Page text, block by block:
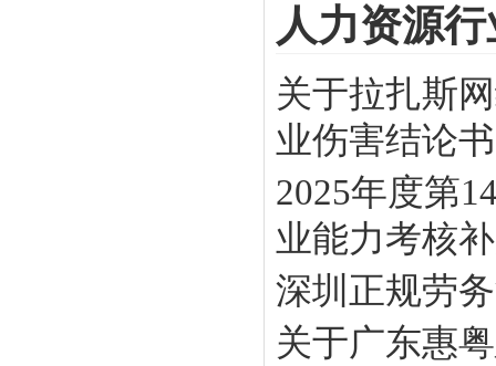
人力资源
关于拉扎斯
业伤害结论
2025年度第
业能力考核
深圳正规劳
关于广东惠